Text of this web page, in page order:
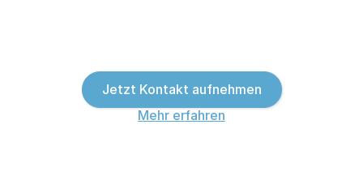
Jetzt Kontakt aufnehmen
Mehr erfahren